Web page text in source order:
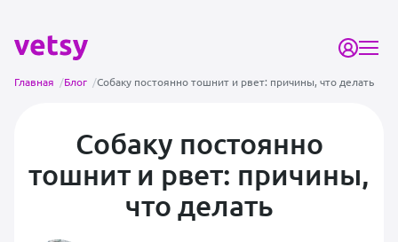
Главная /Блог /Собаку постоянно тошнит и рвет: причины, что делать
Собаку постоянно
тошнит и рвет: причины,
что делать